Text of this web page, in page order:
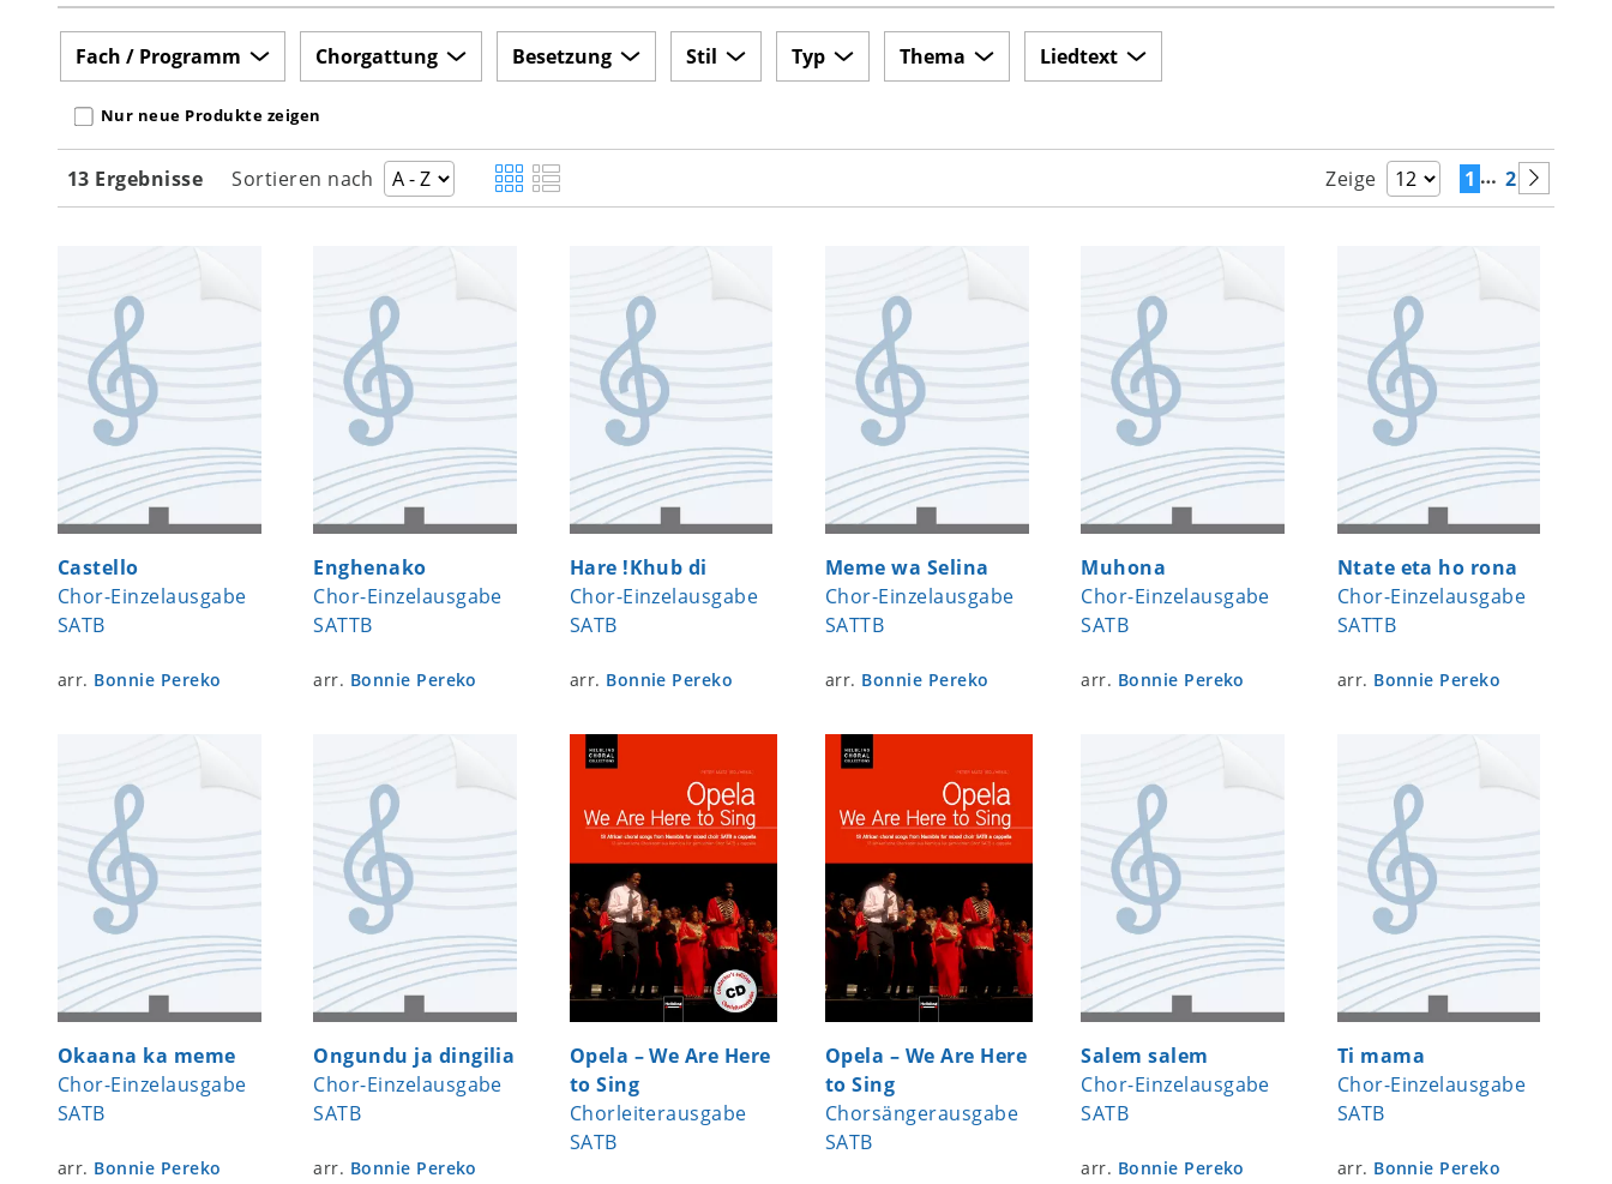
Nur neue Produkte zeigen
Fach / Programm Chorgattung Besetzung Stil Typ Thema Liedtext
13 Ergebnisse Sortieren nach Zeige 1 … 2
Castello
Chor-Einzelausgabe
SATB
arr. Bonnie Pereko
Enghenako
Chor-Einzelausgabe
SATTB
arr. Bonnie Pereko
Hare !Khub di
Chor-Einzelausgabe
SATB
arr. Bonnie Pereko
Meme wa Selina
Chor-Einzelausgabe
SATTB
arr. Bonnie Pereko
Muhona
Chor-Einzelausgabe
SATB
arr. Bonnie Pereko
Ntate eta ho rona
Chor-Einzelausgabe
SATTB
arr. Bonnie Pereko
Okaana ka meme
Chor-Einzelausgabe
SATB
arr. Bonnie Pereko
Ongundu ja dingilia
Chor-Einzelausgabe
SATB
arr. Bonnie Pereko
Opela – We Are Here
to Sing
Chorleiterausgabe
SATB
Opela – We Are Here
to Sing
Chorsängerausgabe
SATB
Salem salem
Chor-Einzelausgabe
SATB
arr. Bonnie Pereko
Ti mama
Chor-Einzelausgabe
SATB
arr. Bonnie Pereko